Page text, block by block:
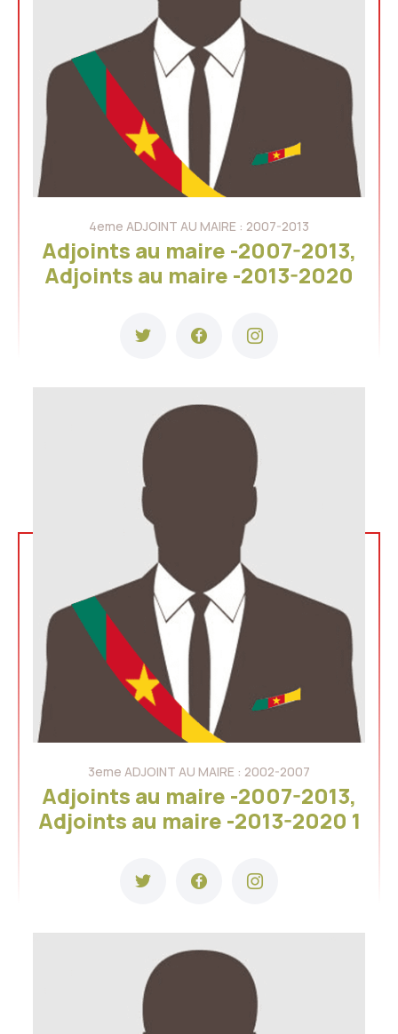
4eme ADJOINT AU MAIRE : 2007-2013
Adjoints au maire -2007-2013,
Adjoints au maire -2013-2020
3eme ADJOINT AU MAIRE : 2002-2007
Adjoints au maire -2007-2013,
Adjoints au maire -2013-2020 1